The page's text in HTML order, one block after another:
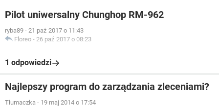
Pilot uniwersalny Chunghop RM-962
ryba89 - 21 paź 2017 o 11:43
Floreo - 26 paź 2017 o 08:23
1 odpowiedzi
Najlepszy program do zarządzania zleceniami?
Tłumaczka - 19 maj 2014 o 17:54